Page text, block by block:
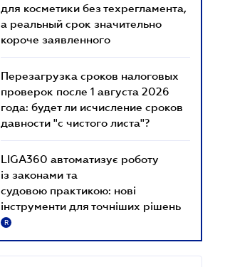
для косметики без техрегламента,
а реальный срок значительно
короче заявленного
Перезагрузка сроков налоговых
проверок после 1 августа 2026
года: будет ли исчисление сроков
давности "с чистого листа"?
LIGA360 автоматизує роботу
із законами та
судовою практикою: нові
інструменти для точніших рішень
R